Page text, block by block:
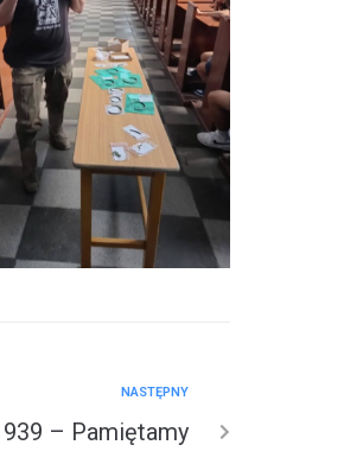
NASTĘPNY
– Pamiętamy